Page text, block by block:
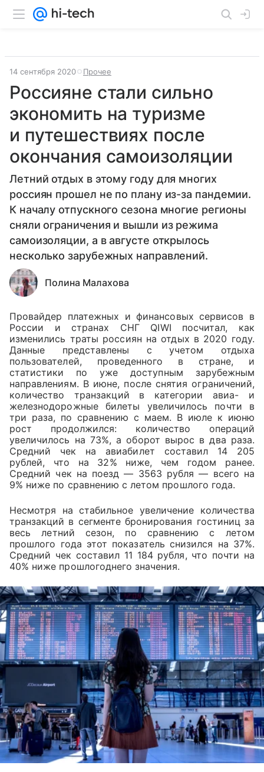
14 сентября 2020 Прочее
Россияне стали сильно
экономить на туризме
и путешествиях после
окончания самоизоляции
Летний отдых в этому году для многих
россиян прошел не по плану из-за пандемии.
К началу отпускного сезона многие регионы
сняли ограничения и вышли из режима
самоизоляции, а в августе открылось
несколько зарубежных направлений.
Полина Малахова
Провайдер платежных и финансовых сервисов в
России и странах СНГ QIWI посчитал, как
изменились траты россиян на отдых в 2020 году.
Данные представлены с учетом отдыха
пользователей, проведенного в стране, и
статистики по уже доступным зарубежным
направлениям. В июне, после снятия ограничений,
количество транзакций в категории авиа- и
железнодорожные билеты увеличилось почти в
три раза, по сравнению с маем. В июле к июню
рост продолжился: количество операций
увеличилось на 73%, а оборот вырос в два раза.
Средний чек на авиабилет составил 14 205
рублей, что на 32% ниже, чем годом ранее.
Средний чек на поезд — 3563 рубля — всего на
9% ниже по сравнению с летом прошлого года.
Несмотря на стабильное увеличение количества
транзакций в сегменте бронирования гостиниц за
весь летний сезон, по сравнению с летом
прошлого года этот показатель снизился на 37%.
Средний чек составил 11 184 рубля, что почти на
40% ниже прошлогоднего значения.